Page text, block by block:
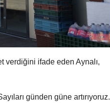
verdiğini ifade eden Aynalı,
günden güne artırıyoruz.